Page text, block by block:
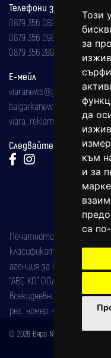
Този
за
да
към
и за
са
Телефони за реклама и
0879 356 082
0879 356 098
0879 356 289
Е-мейл
viaranews@gmail.com
balgarkanews@gmail.com
viara_reklama@mail.bg
Следвайте ни:
Печатното издание на
класификатор на
агенция за ISSN) под номер:
"АВС КО" ООД е
всекидневник на
рег. номер: 47857/
© 2026 Вяра News Всички